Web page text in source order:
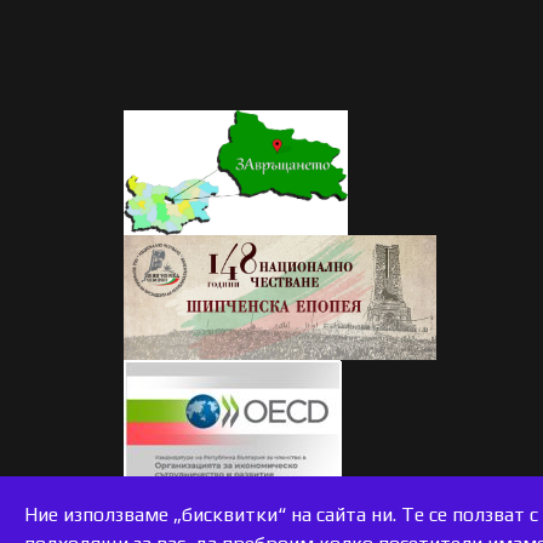
Ние използваме „бисквитки“ на сайта ни. Те се
accessible